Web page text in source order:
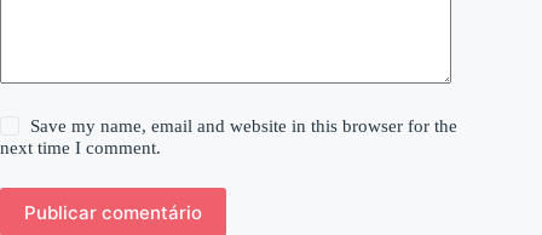
Save my name, email and website in this browser for the
next time I comment.
Publicar comentário